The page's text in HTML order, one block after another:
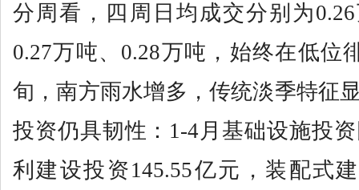
分周看，四周日均成交分别为
0.27万吨、0.28万吨，始终在低位
旬，南方雨水增多，传统淡季特征
投资仍具韧性：1-4月基础设施投
利建设投资145.55亿元，装配式